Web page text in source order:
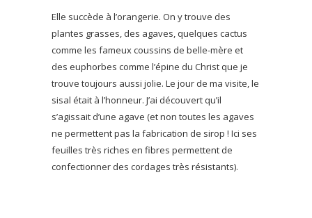
Elle succède à l’orangerie. On y trouve des
plantes grasses, des agaves, quelques cactus
comme les fameux coussins de belle-mère et
des euphorbes comme l’épine du Christ que je
trouve toujours aussi jolie. Le jour de ma visite, le
sisal était à l’honneur. J’ai découvert qu’il
s’agissait d’une agave (et non toutes les agaves
ne permettent pas la fabrication de sirop ! Ici ses
feuilles très riches en fibres permettent de
confectionner des cordages très résistants).